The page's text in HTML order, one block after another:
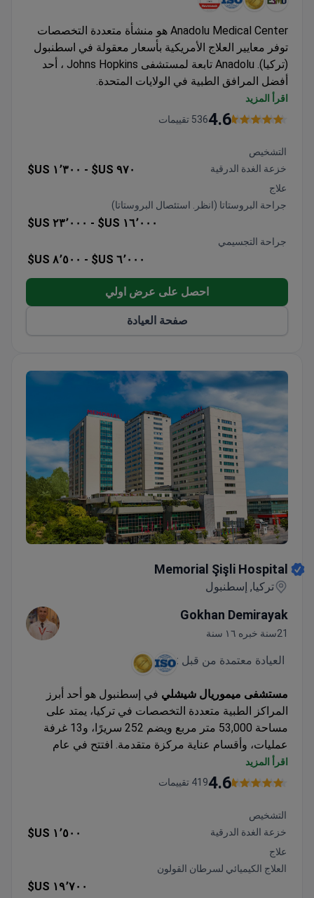
Anadolu Medical Center هو منشأة متعددة التخصصات
توفر معايير العلاج الأمريكية بأسعار معقولة في اسطنبول
(تركيا). Anadolu تابعة لمستشفى Johns Hopkins ، أحد
أفضل المرافق الطبية في الولايات المتحدة.
تعد الأورام ، وعلم الأورام ، والفحص ، وصحة المرأة ،
وأمراض القلب من التخصصات الرائدة في مستشفى
وفقًا لـ Medical Travel Quality Alliance (MTQUA) ،
وهي منظمة دولية تروج لمعايير ممتازة للخدمات الصحية
للسائحين الطبيين.
يختار المرضى من الولايات المتحدة والمملكة المتحدة
اقرأ المزيد
4.6536 تقييمات
التشخيص
خزعة الغدة الدرقية
٩٧٠ US$ - ١٬٣٠٠ US$
علاج
جراحة البروستاتا (انظر. استئصال البروستاتا)
١٦٬٠٠٠ US$ - ٢٣٬٠٠٠ US$
جراحة التجسيمي
٦٬٠٠٠ US$ - ٨٬٥٠٠ US$
احصل على عرض اولي
صفحة العيادة
Memorial Şişli Hospital
تركيا, إسطنبول
Gokhan Demirayak
21سنة خبره ١٦ سنة
العيادة معتمدة من قبل :
مستشفى ميموريال شيشلي في إسطنبول هو أحد أبرز
المراكز الطبية متعددة التخصصات في تركيا، يمتد على
مساحة 53,000 متر مربع ويضم 252 سريرًا، و13 غرفة
عمليات، وأقسام عناية مركزة متقدمة. افتتح في عام
يشتهر المستشفى بخبرته في مجال الأورام، وزراعة
الأعضاء ونخاع العظم (بنسبة نجاح 90% في زراعة
الأعضاء)، وأطفال الأنابيب، وجراحة الأعصاب، وجراحة
السمنة، والجراحة الروبوتية، وعلم الوراثة. مجهز بأحدث
التقنيات والمراكز المتخصصة، يستقبل مستشفى ميموريال
اقرأ المزيد
4.6419 تقييمات
التشخيص
خزعة الغدة الدرقية
١٬٥٠٠ US$
علاج
العلاج الكيميائي لسرطان القولون
١٩٬٧٠٠ US$